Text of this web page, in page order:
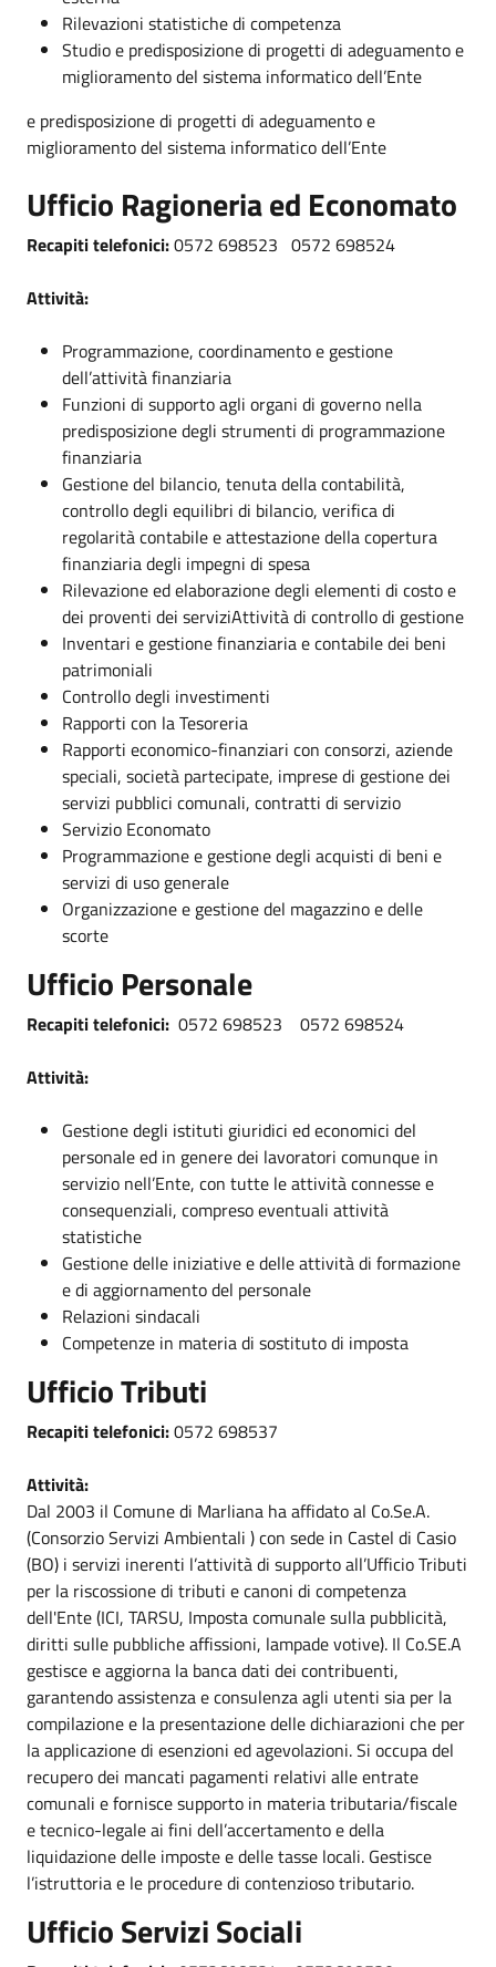
Rilevazioni statistiche di competenza
Studio e predisposizione di progetti di adeguamento e
miglioramento del sistema informatico dell’Ente
e predisposizione di progetti di adeguamento e
miglioramento del sistema informatico dell’Ente
Ufficio Ragioneria ed Economato
Recapiti telefonici:0572 698523 0572 698524
Attività:
Programmazione, coordinamento e gestione
dell’attività finanziaria
Funzioni di supporto agli organi di governo nella
predisposizione degli strumenti di programmazione
finanziaria
Gestione del bilancio, tenuta della contabilità,
controllo degli equilibri di bilancio, verifica di
regolarità contabile e attestazione della copertura
finanziaria degli impegni di spesa
Rilevazione ed elaborazione degli elementi di costo e
dei proventi dei serviziAttività di controllo di gestione
Inventari e gestione finanziaria e contabile dei beni
patrimoniali
Controllo degli investimenti
Rapporti con la Tesoreria
Rapporti economico-finanziari con consorzi, aziende
speciali, società partecipate, imprese di gestione dei
servizi pubblici comunali, contratti di servizio
Servizio Economato
Programmazione e gestione degli acquisti di beni e
servizi di uso generale
Organizzazione e gestione del magazzino e delle
scorte
Ufficio Personale
Recapiti telefonici: 0572 698523 0572 698524
Attività:
Gestione degli istituti giuridici ed economici del
personale ed in genere dei lavoratori comunque in
servizio nell’Ente, con tutte le attività connesse e
consequenziali, compreso eventuali attività
statistiche
Gestione delle iniziative e delle attività di formazione
e di aggiornamento del personale
Relazioni sindacali
Competenze in materia di sostituto di imposta
Ufficio Tributi
Recapiti telefonici:0572 698537
Attività:
Dal 2003 il Comune di Marliana ha affidato al Co.Se.A.
(Consorzio Servizi Ambientali ) con sede in Castel di Casio
(BO) i servizi inerenti l’attività di supporto all’Ufficio Tributi
per la riscossione di tributi e canoni di competenza
dell'Ente (ICI, TARSU, Imposta comunale sulla pubblicità,
diritti sulle pubbliche affissioni, lampade votive). Il Co.SE.A
gestisce e aggiorna la banca dati dei contribuenti,
garantendo assistenza e consulenza agli utenti sia per la
compilazione e la presentazione delle dichiarazioni che per
la applicazione di esenzioni ed agevolazioni. Si occupa del
recupero dei mancati pagamenti relativi alle entrate
comunali e fornisce supporto in materia tributaria/fiscale
e tecnico-legale ai fini dell’accertamento e della
liquidazione delle imposte e delle tasse locali. Gestisce
l’istruttoria e le procedure di contenzioso tributario.
Ufficio Servizi Sociali